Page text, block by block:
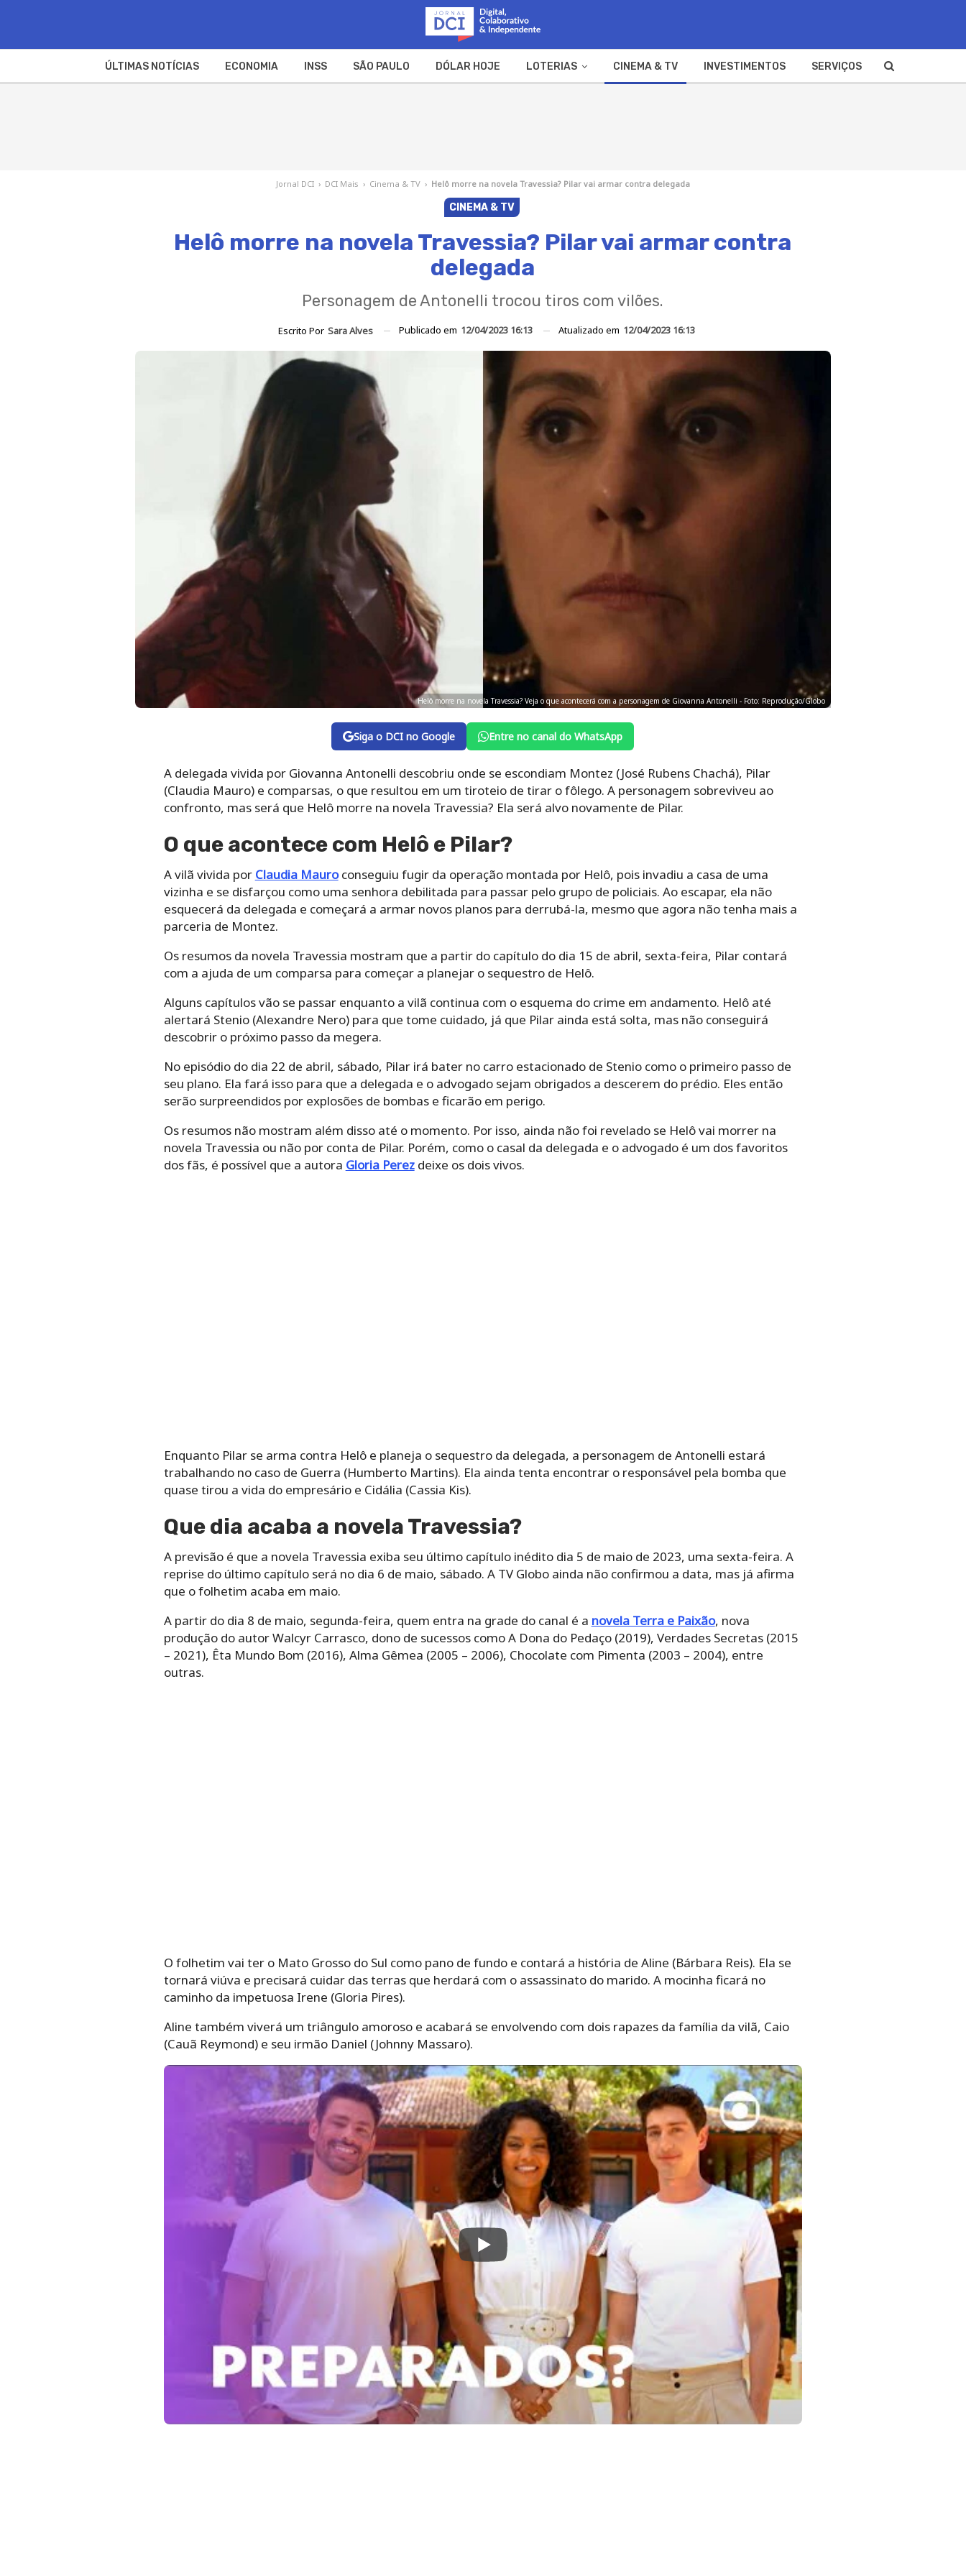
ÚLTIMAS NOTÍCIAS ECONOMIA INSS SÃO PAULO DÓLAR HOJE LOTERIAS CINEMA & TV INVESTIMENTOS SERVIÇOS
Jornal DCI › DCI Mais › Cinema & TV › Helô morre na novela Travessia? Pilar vai armar contra delegada
CINEMA & TV
Helô morre na novela Travessia? Pilar vai armar contra
delegada
Personagem de Antonelli trocou tiros com vilões.
Escrito Por Sara Alves Publicado em 12/04/2023 16:13 Atualizado em 12/04/2023 16:13
Helô morre na novela Travessia? Veja o que acontecerá com a personagem de Giovanna Antonelli - Foto: Reprodução/Globo
Siga o DCI no Google Entre no canal do WhatsApp
A delegada vivida por Giovanna Antonelli descobriu onde se escondiam Montez (José Rubens Chachá), Pilar
(Claudia Mauro) e comparsas, o que resultou em um tiroteio de tirar o fôlego. A personagem sobreviveu ao
confronto, mas será que Helô morre na novela Travessia? Ela será alvo novamente de Pilar.
O que acontece com Helô e Pilar?
A vilã vivida por Claudia Mauroconseguiu fugir da operação montada por Helô, pois invadiu a casa de uma
vizinha e se disfarçou como uma senhora debilitada para passar pelo grupo de policiais. Ao escapar, ela não
esquecerá da delegada e começará a armar novos planos para derrubá-la, mesmo que agora não tenha mais a
parceria de Montez.
Os resumos da novela Travessia mostram que a partir do capítulo do dia 15 de abril, sexta-feira, Pilar contará
com a ajuda de um comparsa para começar a planejar o sequestro de Helô.
Alguns capítulos vão se passar enquanto a vilã continua com o esquema do crime em andamento. Helô até
alertará Stenio (Alexandre Nero) para que tome cuidado, já que Pilar ainda está solta, mas não conseguirá
descobrir o próximo passo da megera.
No episódio do dia 22 de abril, sábado, Pilar irá bater no carro estacionado de Stenio como o primeiro passo de
seu plano. Ela fará isso para que a delegada e o advogado sejam obrigados a descerem do prédio. Eles então
serão surpreendidos por explosões de bombas e ficarão em perigo.
Os resumos não mostram além disso até o momento. Por isso, ainda não foi revelado se Helô vai morrer na
novela Travessia ou não por conta de Pilar. Porém, como o casal da delegada e o advogado é um dos favoritos
dos fãs, é possível que a autora Gloria Perezdeixe os dois vivos.
Enquanto Pilar se arma contra Helô e planeja o sequestro da delegada, a personagem de Antonelli estará
trabalhando no caso de Guerra (Humberto Martins). Ela ainda tenta encontrar o responsável pela bomba que
quase tirou a vida do empresário e Cidália (Cassia Kis).
Que dia acaba a novela Travessia?
A previsão é que a novela Travessia exiba seu último capítulo inédito dia 5 de maio de 2023, uma sexta-feira. A
reprise do último capítulo será no dia 6 de maio, sábado. A TV Globo ainda não confirmou a data, mas já afirma
que o folhetim acaba em maio.
A partir do dia 8 de maio, segunda-feira, quem entra na grade do canal é a novela Terra e Paixão, nova
produção do autor Walcyr Carrasco, dono de sucessos como A Dona do Pedaço (2019), Verdades Secretas (2015
– 2021), Êta Mundo Bom (2016), Alma Gêmea (2005 – 2006), Chocolate com Pimenta (2003 – 2004), entre
outras.
O folhetim vai ter o Mato Grosso do Sul como pano de fundo e contará a história de Aline (Bárbara Reis). Ela se
tornará viúva e precisará cuidar das terras que herdará com o assassinato do marido. A mocinha ficará no
caminho da impetuosa Irene (Gloria Pires).
Aline também viverá um triângulo amoroso e acabará se envolvendo com dois rapazes da família da vilã, Caio
(Cauã Reymond) e seu irmão Daniel (Johnny Massaro).